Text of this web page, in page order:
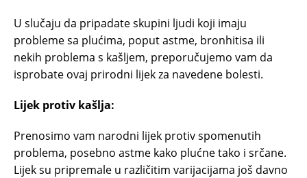
U slučaju da pripadate skupini ljudi koji imaju
probleme sa plućima, poput astme, bronhitisa ili
nekih problema s kašljem, preporučujemo vam da
isprobate ovaj prirodni lijek za navedene bolesti.
Lijek protiv kašlja:
Prenosimo vam narodni lijek protiv spomenutih
problema, posebno astme kako plućne tako i srčane.
Lijek su pripremale u različitim varijacijama još davno